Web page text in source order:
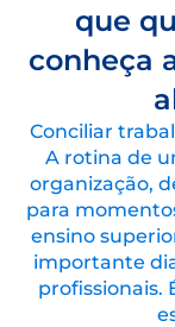
que
conheça
Conciliar
A rotina de
organização,
para
ensino
importante
profissionais.